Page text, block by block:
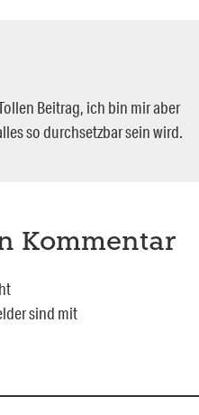
Beitrag, ich bin mir aber
so durchsetzbar sein wird.
Kommentar
sind mit